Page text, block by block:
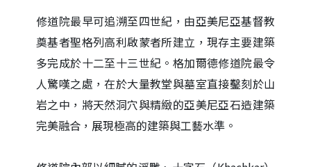
修道院最早可追溯至四世紀，由亞美尼亞基督教
奠基者聖格列高利啟蒙者所建立，現存主要建築
多完成於十二至十三世紀。格加爾德修道院最令
人驚嘆之處，在於大量教堂與墓室直接鑿刻於山
岩之中，將天然洞穴與精緻的亞美尼亞石造建築
完美融合，展現極高的建築與工藝水準。